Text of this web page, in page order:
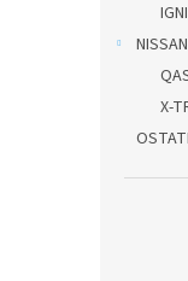
NISSAN
X-